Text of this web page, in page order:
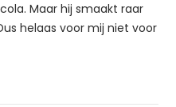
Maar hij smaakt raar
helaas voor mij niet voor